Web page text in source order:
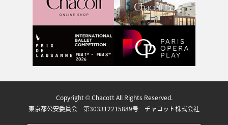
Copyright © Chacott All Rights Reserved.
東京都公安委員会 第303312215889号 チャコット株式会社